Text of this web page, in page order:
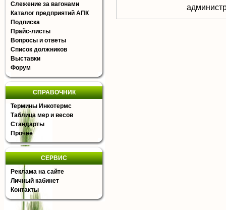
Слежение за вагонами
Каталог предприятий АПК
Подписка
Прайс-листы
Вопросы и ответы
Список должников
Выставки
Форум
СПРАВОЧНИК
Термины Инкотермс
Таблица мер и весов
Стандарты
Прочее
СЕРВИС
Реклама на сайте
Личный кабинет
Контакты